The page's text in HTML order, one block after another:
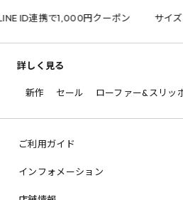
ID連携で1,000円クーポン サイズ
詳しく見る
新作 セール ローファー&スリッ
ご利用ガイド
インフォメーション